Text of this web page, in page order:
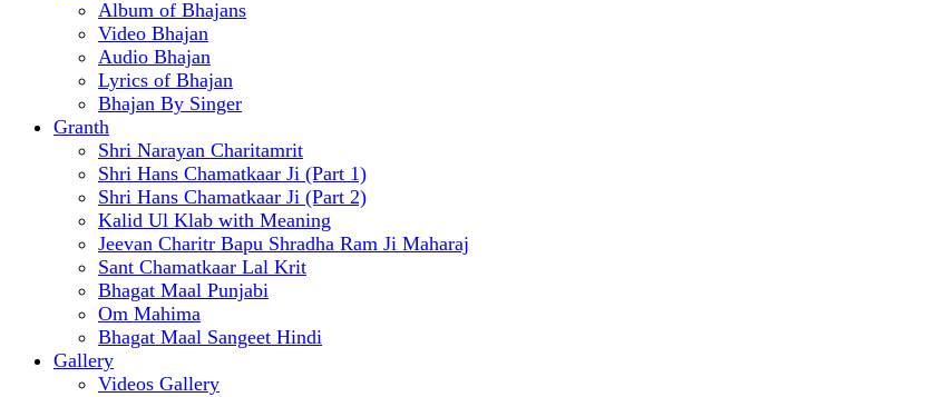
Album of Bhajans
Video Bhajan
Audio Bhajan
Lyrics of Bhajan
Bhajan By Singer
Granth
Shri Narayan Charitamrit
Shri Hans Chamatkaar Ji (Part 1)
Shri Hans Chamatkaar Ji (Part 2)
Kalid Ul Klab with Meaning
Jeevan Charitr Bapu Shradha Ram Ji Maharaj
Sant Chamatkaar Lal Krit
Bhagat Maal Punjabi
Om Mahima
Bhagat Maal Sangeet Hindi
Gallery
Videos Gallery